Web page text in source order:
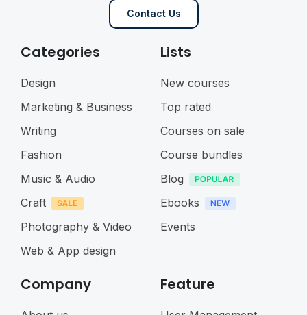
Contact Us
Categories
Design
Marketing & Business
Writing
Fashion
Music & Audio
Craft
Photography & Video
Web & App design
Lists
New courses
Top rated
Courses on sale
Course bundles
Blog
Ebooks
Events
Company Feature